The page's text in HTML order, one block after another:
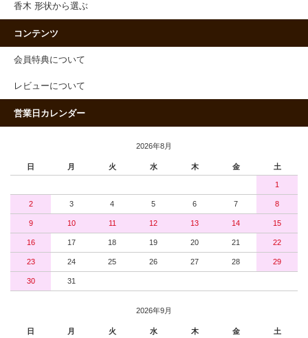
香木 形状から選ぶ
コンテンツ
会員特典について
レビューについて
営業日カレンダー
2026年8月
日 月 火 水 木 金 土
1
2 3 4 5 6 7 8
9 10 11 12 13 14 15
16 17 18 19 20 21 22
23 24 25 26 27 28 29
30 31
2026年9月
日 月 火 水 木 金 土